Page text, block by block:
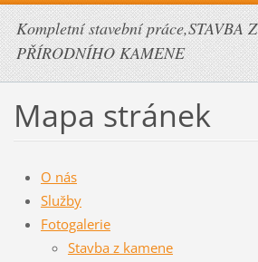
Kompletní stavební práce,STAVBA Z
PŘÍRODNÍHO KAMENE
Mapa stránek
O nás
Služby
Fotogalerie
Stavba z kamene